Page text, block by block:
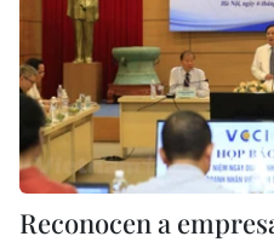
Reconocen a